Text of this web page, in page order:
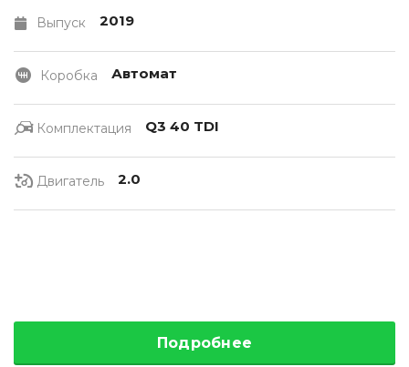
Выпуск 2019
Коробка Автомат
Комплектация Q3 40 TDI
Двигатель 2.0
Подробнее